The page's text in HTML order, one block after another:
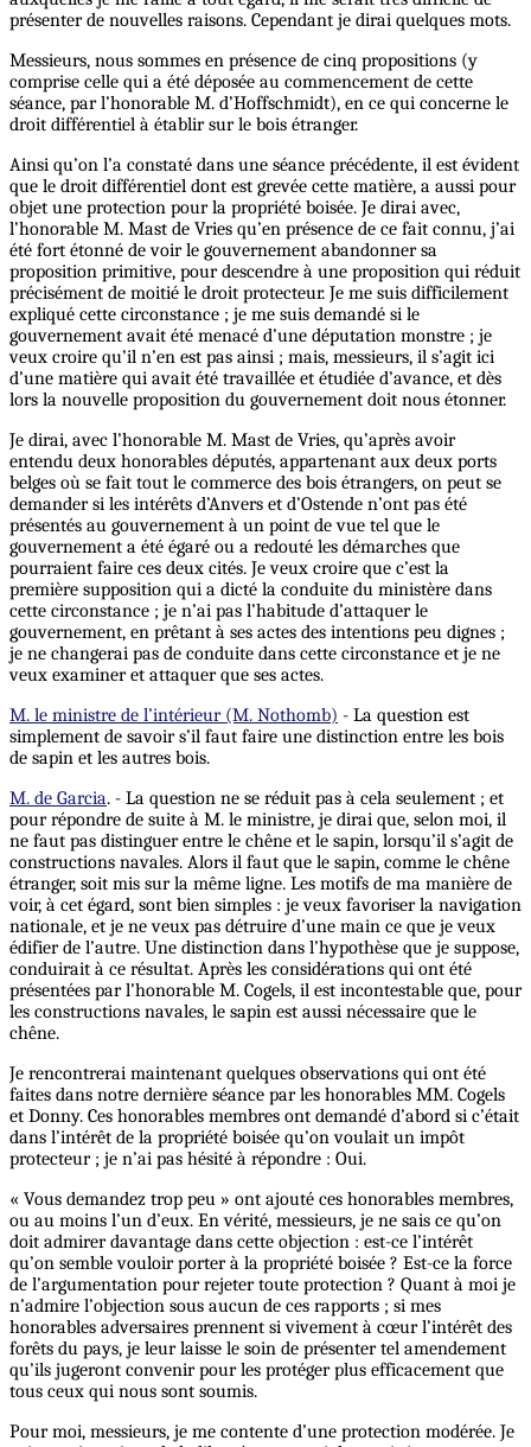
présenter de nouvelles raisons. Cependant je dirai quelques mots.
Messieurs, nous sommes en présence de cinq propositions (y
comprise celle qui a été déposée au commencement de cette
séance, par l’honorable M. d’Hoffschmidt), en ce qui concerne le
droit différentiel à établir sur le bois étranger.
Ainsi qu’on l’a constaté dans une séance précédente, il est évident
que le droit différentiel dont est grevée cette matière, a aussi pour
objet une protection pour la propriété boisée. Je dirai avec,
l’honorable M. Mast de Vries qu’en présence de ce fait connu, j’ai
été fort étonné de voir le gouvernement abandonner sa
proposition primitive, pour descendre à une proposition qui réduit
précisément de moitié le droit protecteur. Je me suis difficilement
expliqué cette circonstance ; je me suis demandé si le
gouvernement avait été menacé d’une députation monstre ; je
veux croire qu’il n’en est pas ainsi ; mais, messieurs, il s’agit ici
d’une matière qui avait été travaillée et étudiée d’avance, et dès
lors la nouvelle proposition du gouvernement doit nous étonner.
Je dirai, avec l’honorable M. Mast de Vries, qu’après avoir
entendu deux honorables députés, appartenant aux deux ports
belges où se fait tout le commerce des bois étrangers, on peut se
demander si les intérêts d’Anvers et d’Ostende n’ont pas été
présentés au gouvernement à un point de vue tel que le
gouvernement a été égaré ou a redouté les démarches que
pourraient faire ces deux cités. Je veux croire que c’est la
première supposition qui a dicté la conduite du ministère dans
cette circonstance ; je n’ai pas l’habitude d’attaquer le
gouvernement, en prêtant à ses actes des intentions peu dignes ;
je ne changerai pas de conduite dans cette circonstance et je ne
veux examiner et attaquer que ses actes.
M. le ministre de l’intérieur (M. Nothomb) - La question est
simplement de savoir s’il faut faire une distinction entre les bois
de sapin et les autres bois.
M. de Garcia. - La question ne se réduit pas à cela seulement ; et
pour répondre de suite à M. le ministre, je dirai que, selon moi, il
ne faut pas distinguer entre le chêne et le sapin, lorsqu’il s’agit de
constructions navales. Alors il faut que le sapin, comme le chêne
étranger, soit mis sur la même ligne. Les motifs de ma manière de
voir, à cet égard, sont bien simples : je veux favoriser la navigation
nationale, et je ne veux pas détruire d’une main ce que je veux
édifier de l’autre. Une distinction dans l’hypothèse que je suppose,
conduirait à ce résultat. Après les considérations qui ont été
présentées par l’honorable M. Cogels, il est incontestable que, pour
les constructions navales, le sapin est aussi nécessaire que le
chêne.
Je rencontrerai maintenant quelques observations qui ont été
faites dans notre dernière séance par les honorables MM. Cogels
et Donny. Ces honorables membres ont demandé d’abord si c’était
dans l’intérêt de la propriété boisée qu’on voulait un impôt
protecteur ; je n’ai pas hésité à répondre : Oui.
« Vous demandez trop peu » ont ajouté ces honorables membres,
ou au moins l’un d’eux. En vérité, messieurs, je ne sais ce qu’on
doit admirer davantage dans cette objection : est-ce l’intérêt
qu’on semble vouloir porter à la propriété boisée ? Est-ce la force
de l’argumentation pour rejeter toute protection ? Quant à moi je
n’admire l’objection sous aucun de ces rapports ; si mes
honorables adversaires prennent si vivement à cœur l’intérêt des
forêts du pays, je leur laisse le soin de présenter tel amendement
qu’ils jugeront convenir pour les protéger plus efficacement que
tous ceux qui nous sont soumis.
Pour moi, messieurs, je me contente d’une protection modérée. Je